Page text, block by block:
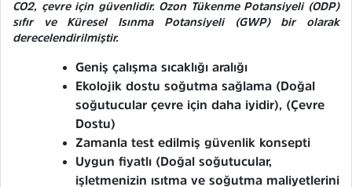
CO2, çevre için güvenlidir. Ozon Tükenme Potansiyeli (ODP)
sıfır ve Küresel Isınma Potansiyeli (GWP) bir olarak
derecelendirilmiştir.
Geniş çalışma sıcaklığı aralığı
Ekolojik dostu soğutma sağlama (Doğal
soğutucular çevre için daha iyidir), (Çevre
Dostu)
Zamanla test edilmiş güvenlik konsepti
Uygun fiyatlı (Doğal soğutucular,
işletmenizin ısıtma ve soğutma maliyetlerini